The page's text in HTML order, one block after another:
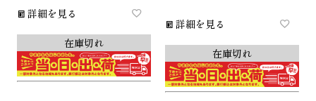
詳細を見る
在庫切れ
詳細を見る
在庫切れ